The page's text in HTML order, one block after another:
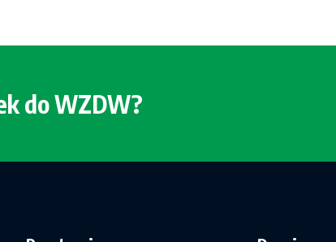
do WZDW?